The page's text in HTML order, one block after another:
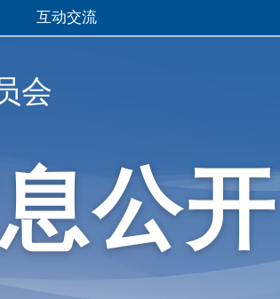
互动交流
会
公开